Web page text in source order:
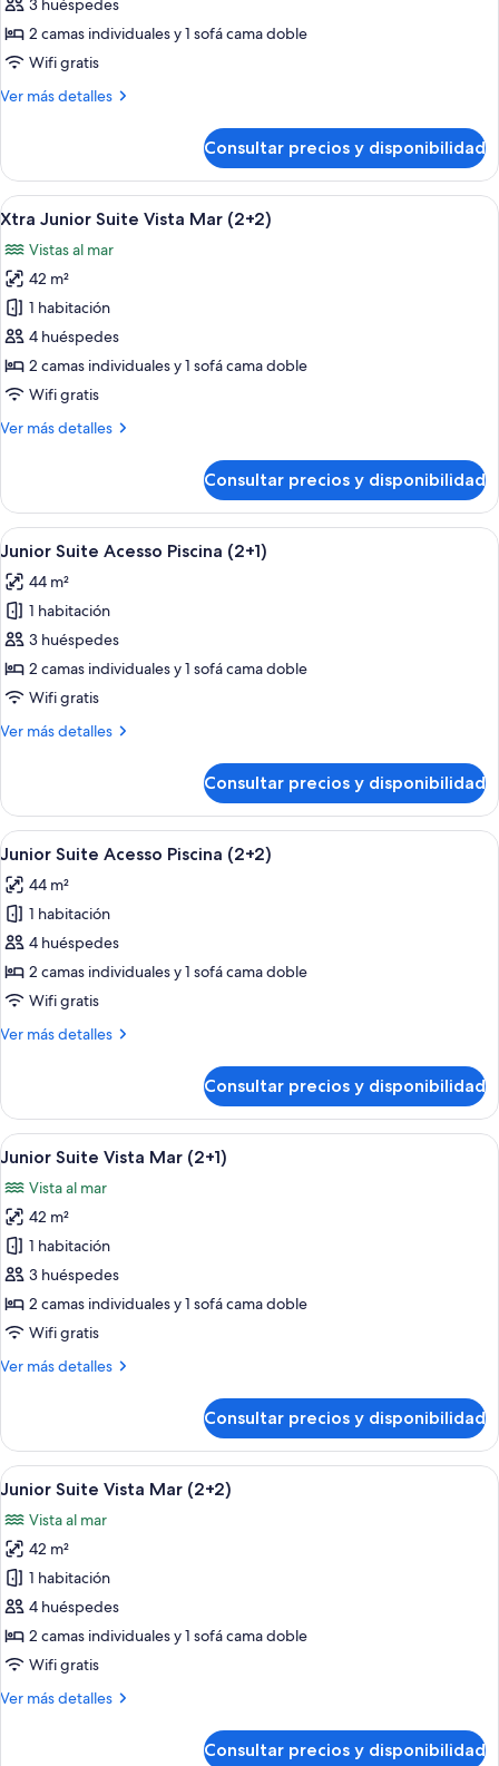
Junior
Suite
Mar
3 huéspedes
2 camas individuales y 1 sofá cama doble
Wifi gratis
Ver más detalles
Más
Junior
Suite
Vista
(2+1)
Consultar precios y disponibilidad
Abrir
todas
las
fotos
de
Xtra
Junior
Suite
Mar
Zona junto a la piscina con sillones
11
Xtra Junior Suite Vista Mar (2+2)
Vistas al mar
42 m²
1 habitación
4 huéspedes
2 camas individuales y 1 sofá cama doble
Wifi gratis
Ver más detalles
Más
Junior
Suite
Vista
(2+2)
Consultar precios y disponibilidad
Abrir
todas
las
fotos
de
Junior
Suite
Piscina
Zona junto a la piscina con sillas de
6
Junior Suite Acesso Piscina (2+1)
44 m²
1 habitación
3 huéspedes
2 camas individuales y 1 sofá cama doble
Wifi gratis
Ver más detalles
Más
Suite
Acesso
Piscina
Consultar precios y disponibilidad
Abrir
todas
las
fotos
de
Junior
Suite
Piscina
Zona junto a la piscina con sillas de
6
Junior Suite Acesso Piscina (2+2)
44 m²
1 habitación
4 huéspedes
2 camas individuales y 1 sofá cama doble
Wifi gratis
Ver más detalles
Más
Suite
Acesso
Piscina
Consultar precios y disponibilidad
Abrir
todas
las
fotos
de
Junior
Suite
Vista
(2+1)
Una habitación de hotel con una
5
Junior Suite Vista Mar (2+1)
Vista al mar
42 m²
1 habitación
3 huéspedes
2 camas individuales y 1 sofá cama doble
Wifi gratis
Ver más detalles
Más
Suite
Vista
Mar
Consultar precios y disponibilidad
Abrir
todas
las
fotos
de
Junior
Suite
Vista
(2+2)
Una habitación de hotel con una
5
Junior Suite Vista Mar (2+2)
Vista al mar
42 m²
1 habitación
4 huéspedes
2 camas individuales y 1 sofá cama doble
Wifi gratis
Ver más detalles
Más
Consultar precios y disponibilidad